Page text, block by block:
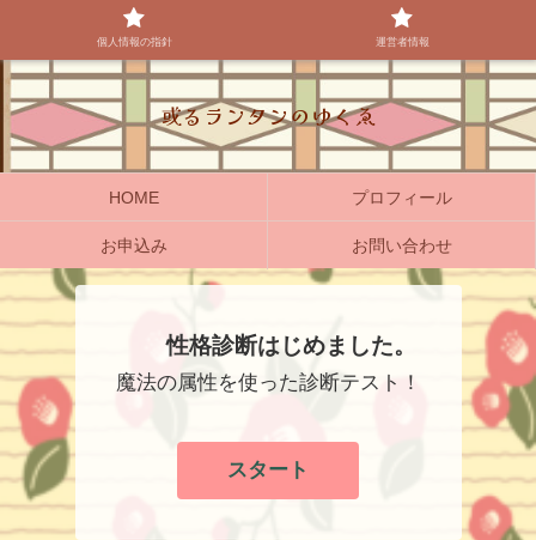
或るランタンのゆくゑ
HOME プロフィール
お申込み お問い合わせ
性格診断はじめました。
魔法の属性を使った診断テスト！
スタート
個人情報の指針 運営者情報